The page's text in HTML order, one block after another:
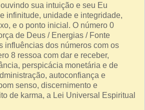
sua intuição e seu Eu
infinitude, unidade e integridade,
e o ponto inicial. O número 0
de Deus / Energias / Fonte
influências dos números com os
8 ressoa com dar e receber,
perspicácia monetária e de
autoconfiança e
senso, discernimento e
de karma, a Lei Universal Espiritual